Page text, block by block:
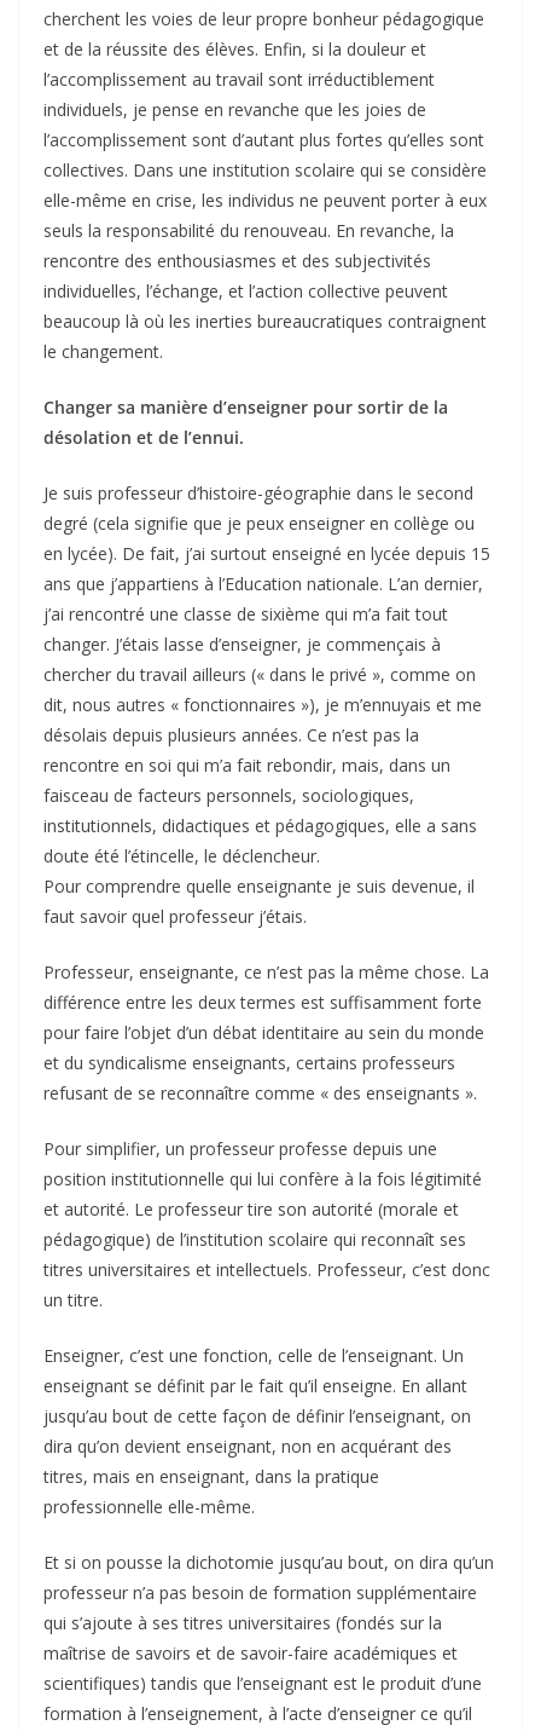
cherchent les voies de leur propre bonheur pédagogique
et de la réussite des élèves. Enfin, si la douleur et
l’accomplissement au travail sont irréductiblement
individuels, je pense en revanche que les joies de
l’accomplissement sont d’autant plus fortes qu’elles sont
collectives. Dans une institution scolaire qui se considère
elle-même en crise, les individus ne peuvent porter à eux
seuls la responsabilité du renouveau. En revanche, la
rencontre des enthousiasmes et des subjectivités
individuelles, l’échange, et l’action collective peuvent
beaucoup là où les inerties bureaucratiques contraignent
le changement.
Changer sa manière d’enseigner pour sortir de la
désolation et de l’ennui.
Je suis professeur d’histoire-géographie dans le second
degré (cela signifie que je peux enseigner en collège ou
en lycée). De fait, j’ai surtout enseigné en lycée depuis 15
ans que j’appartiens à l’Education nationale. L’an dernier,
j’ai rencontré une classe de sixième qui m’a fait tout
changer. J’étais lasse d’enseigner, je commençais à
chercher du travail ailleurs (« dans le privé », comme on
dit, nous autres « fonctionnaires »), je m’ennuyais et me
désolais depuis plusieurs années. Ce n’est pas la
rencontre en soi qui m’a fait rebondir, mais, dans un
faisceau de facteurs personnels, sociologiques,
institutionnels, didactiques et pédagogiques, elle a sans
doute été l’étincelle, le déclencheur.
Pour comprendre quelle enseignante je suis devenue, il
faut savoir quel professeur j’étais.
Professeur, enseignante, ce n’est pas la même chose. La
différence entre les deux termes est suffisamment forte
pour faire l’objet d’un débat identitaire au sein du monde
et du syndicalisme enseignants, certains professeurs
refusant de se reconnaître comme « des enseignants ».
Pour simplifier, un professeur professe depuis une
position institutionnelle qui lui confère à la fois légitimité
et autorité. Le professeur tire son autorité (morale et
pédagogique) de l’institution scolaire qui reconnaît ses
titres universitaires et intellectuels. Professeur, c’est donc
un titre.
Enseigner, c’est une fonction, celle de l’enseignant. Un
enseignant se définit par le fait qu’il enseigne. En allant
jusqu’au bout de cette façon de définir l’enseignant, on
dira qu’on devient enseignant, non en acquérant des
titres, mais en enseignant, dans la pratique
professionnelle elle-même.
Et si on pousse la dichotomie jusqu’au bout, on dira qu’un
professeur n’a pas besoin de formation supplémentaire
qui s’ajoute à ses titres universitaires (fondés sur la
maîtrise de savoirs et de savoir-faire académiques et
scientifiques) tandis que l’enseignant est le produit d’une
formation à l’enseignement, à l’acte d’enseigner ce qu’il